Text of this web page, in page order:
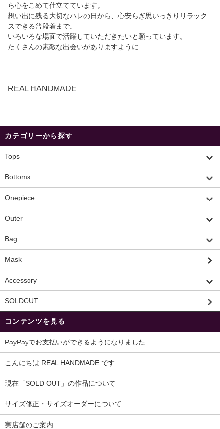
ら心をこめて仕立てています。
想い出に残る大切なハレの日から、心安らぎ思いっきりリラック
スできる普段着まで。
いろいろな場面で活躍していただきたいと願っています。
たくさんの素敵な出会いがありますように…
REAL HANDMADE
カテゴリーから探す
Tops
Bottoms
Onepiece
Outer
Bag
Mask
Accessory
SOLDOUT
コンテンツを見る
PayPayでお支払いができるようになりました
こんにちは REAL HANDMADE です
現在「SOLD OUT」の作品について
サイズ修正・サイズオーダーについて
実店舗のご案内